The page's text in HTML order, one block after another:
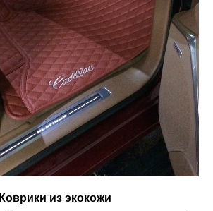
Коврики из экокожи